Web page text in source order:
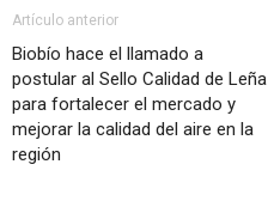
Artículo anterior
Biobío hace el llamado a
postular al Sello Calidad de Leña
para fortalecer el mercado y
mejorar la calidad del aire en la
región